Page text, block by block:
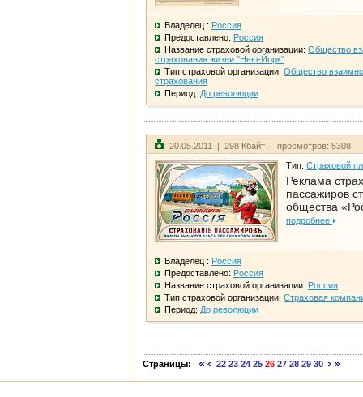
Владелец : Россия
Предоставлено: Россия
Название страховой организации: Общество
страхования жизни "Нью-Йорк"
Тип страховой организации: Общество
страхования
Период: До революции
20.05.2011 | 298 Кбайт | просмотров: 5308
Тип: Страховой
Реклама
пассажиров
общества
подробнее
Владелец : Россия
Предоставлено: Россия
Название страховой организации: Россия
Тип страховой организации: Страховая
Период: До революции
Страницы: 22 23 24 25 26 27 28 29 30